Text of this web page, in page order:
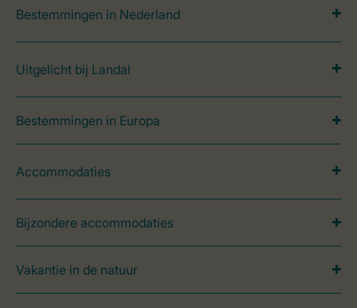
Bestemmingen in Nederland
Uitgelicht bij Landal
Bestemmingen in Europa
Accommodaties
Bijzondere accommodaties
Vakantie in de natuur